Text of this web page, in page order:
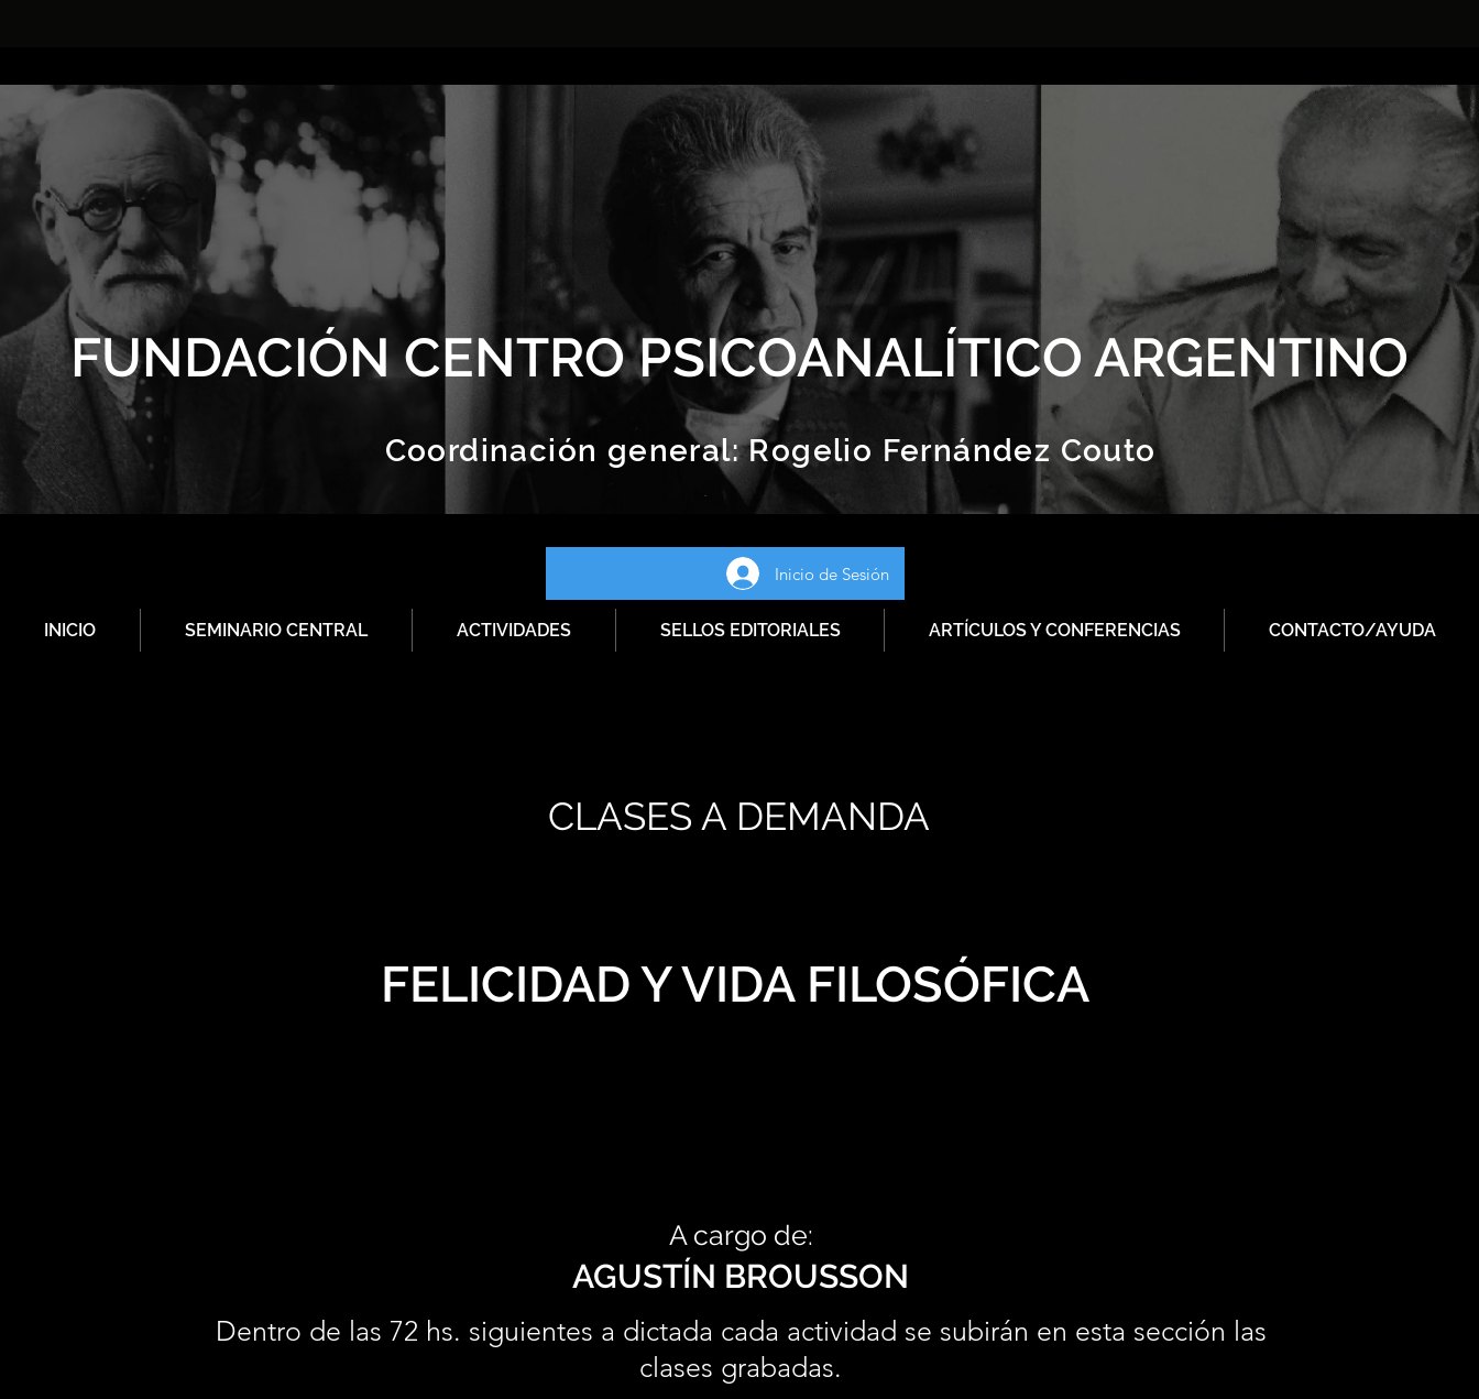
FUNDACIÓN CENTRO PSICOANALÍTICO ARGENTINO
Coordinación general:Rogelio Fernández Couto
Inicio de Sesión
INICIO SEMINARIO CENTRAL ACTIVIDADES SELLOS EDITORIALES ARTÍCULOS Y CONFERENCIAS CONTACTO/AYUDA
CLASES A DEMANDA
FELICIDAD Y VIDA FILOSÓFICA
A cargo de:
AGUSTÍN BROUSSON
Dentro de las 72 hs. siguientes a dictada cada actividad se subirán en esta sección las
clases grabadas.